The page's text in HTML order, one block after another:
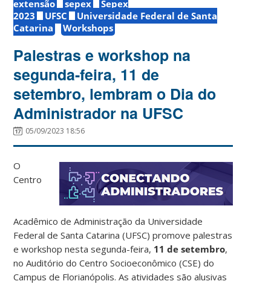
extensão
sepex
Sepex
2023
UFSC
Universidade Federal de Santa
Catarina
Workshops
Palestras e workshop na
segunda-feira, 11 de
setembro, lembram o Dia do
Administrador na UFSC
05/09/2023 18:56
O
Centro
Acadêmico de Administração da Universidade
Federal de Santa Catarina (UFSC) promove palestras
e workshop nesta segunda-feira, 11 de setembro,
no Auditório do Centro Socioeconômico (CSE) do
Campus de Florianópolis. As atividades são alusivas